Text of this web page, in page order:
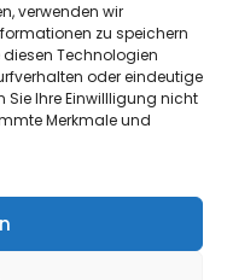
verwenden wir
zu speichern
Technologien
oder eindeutige
Sie Ihre Einwillligung nicht
Merkmale und